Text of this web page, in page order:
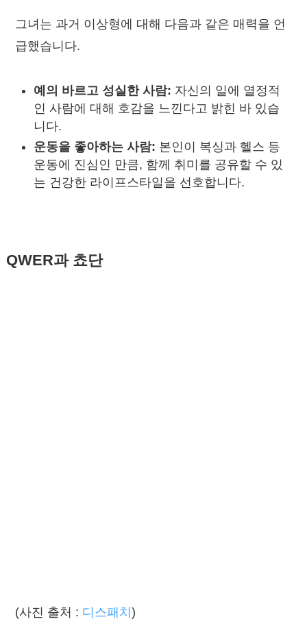
그녀는 과거 이상형에 대해 다음과 같은 매력을 언
급했습니다.
예의 바르고 성실한 사람: 자신의 일에 열정적
인 사람에 대해 호감을 느낀다고 밝힌 바 있습
니다.
운동을 좋아하는 사람: 본인이 복싱과 헬스 등
운동에 진심인 만큼, 함께 취미를 공유할 수 있
는 건강한 라이프스타일을 선호합니다.
QWER과 쵸단
(사진 출처 : 디스패치)